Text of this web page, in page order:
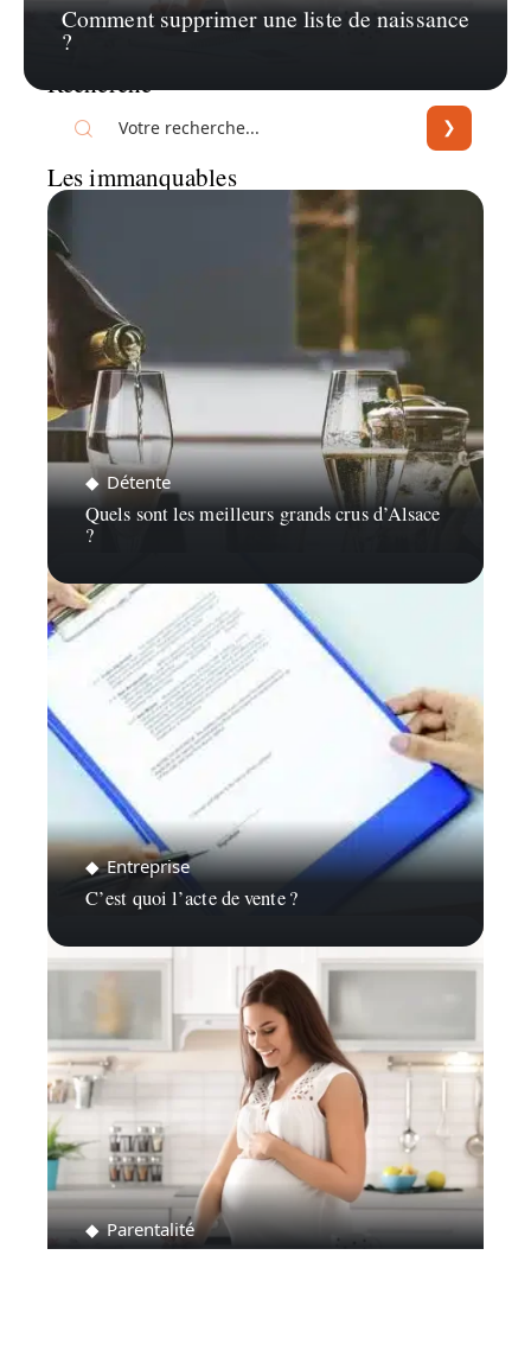
Comment supprimer une liste de naissance
?
Recherche
Les immanquables
Détente
Quels sont les meilleurs grands crus d’Alsace
?
Entreprise
C’est quoi l’acte de vente ?
Parentalité